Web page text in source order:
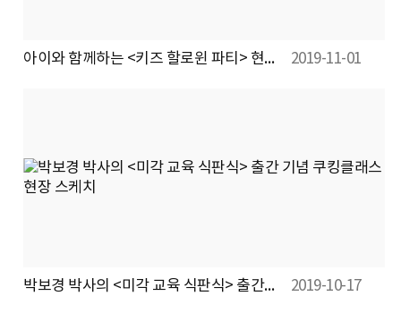
아이와 함께하는 <키즈 할로윈 파티> 현장! 2019-11-01
박보경 박사의 <미각 교육 식판식> 출간 기념 쿠킹클래스 현장 스케치 2019-10-17